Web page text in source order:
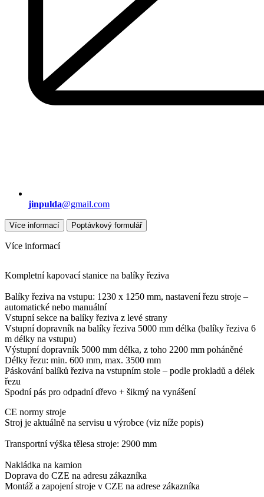
jinpulda@gmail.com
Více informací Poptávkový formulář
Více informací
Kompletní kapovací stanice na balíky řeziva
Balíky řeziva na vstupu: 1230 x 1250 mm, nastavení řezu stroje –
automatické nebo manuální
Vstupní sekce na balíky řeziva z levé strany
Vstupní dopravník na balíky řeziva 5000 mm délka (balíky řeziva 6
m délky na vstupu)
Výstupní dopravník 5000 mm délka, z toho 2200 mm poháněné
Délky řezu: min. 600 mm, max. 3500 mm
Páskování balíků řeziva na vstupním stole – podle prokladů a délek
řezu
Spodní pás pro odpadní dřevo + šikmý na vynášení
CE normy stroje
Stroj je aktuálně na servisu u výrobce (viz níže popis)
Transportní výška tělesa stroje: 2900 mm
Nakládka na kamion
Doprava do CZE na adresu zákazníka
Montáž a zapojení stroje v CZE na adrese zákazníka